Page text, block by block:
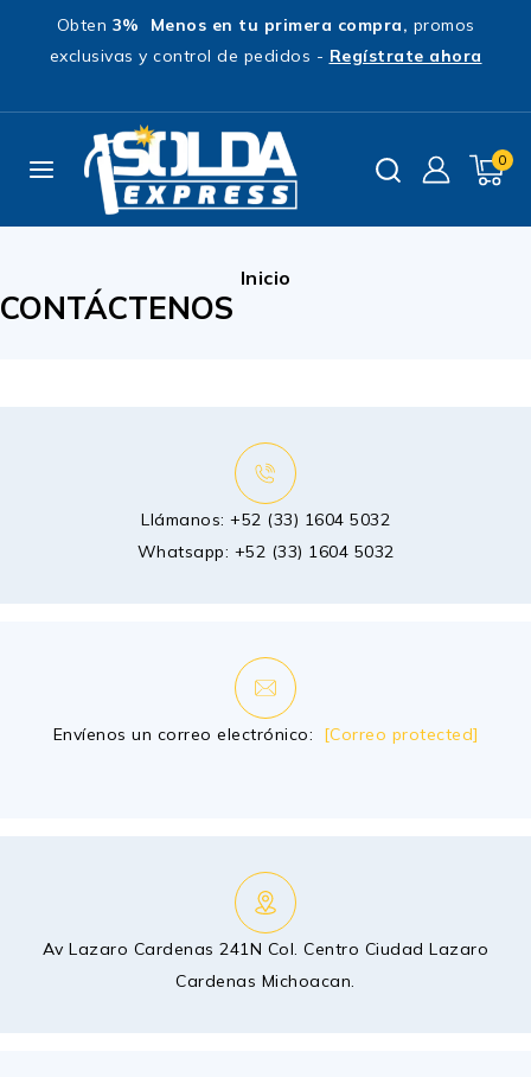
Obten 3% Menos en tu primera compra, promos
exclusivas y control de pedidos - Regístrate ahora
0
Inicio
CONTÁCTENOS
Llámanos: +52 (33) 1604 5032
Whatsapp: +52 (33) 1604 5032
Envíenos un correo electrónico: [Correo protected]
Av Lazaro Cardenas 241N Col. Centro Ciudad Lazaro
Cardenas Michoacan.